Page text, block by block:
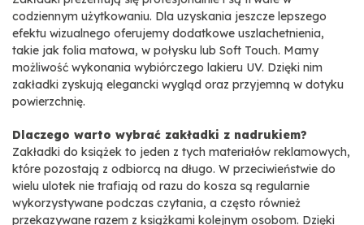
codziennym użytkowaniu. Dla uzyskania jeszcze lepszego
efektu wizualnego oferujemy dodatkowe uszlachetnienia,
takie jak folia matowa, w połysku lub Soft Touch. Mamy
możliwość wykonania wybiórczego lakieru UV. Dzięki nim
zakładki zyskują elegancki wygląd oraz przyjemną w dotyku
powierzchnię.
Dlaczego warto wybrać zakładki z nadrukiem?
Zakładki do książek to jeden z tych materiałów reklamowych,
które pozostają z odbiorcą na długo. W przeciwieństwie do
wielu ulotek nie trafiają od razu do kosza są regularnie
wykorzystywane podczas czytania, a często również
przekazywane razem z książkami kolejnym osobom. Dzięki